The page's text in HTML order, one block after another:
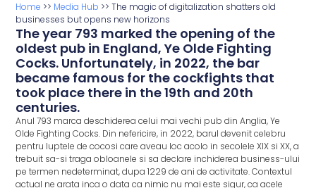
Home >> Media Hub >>The magic of digitalization shatters old
businesses but opens new horizons
The year 793 marked the opening of the
oldest pub in England, Ye Olde Fighting
Cocks. Unfortunately, in 2022, the bar
became famous for the cockfights that
took place there in the 19th and 20th
centuries.
Anul 793 marca deschiderea celui mai vechi pub din Anglia, Ye
Olde Fighting Cocks. Din nefericire, in 2022, barul devenit celebru
pentru luptele de cocosi care aveau loc acolo in secolele XIX si XX, a
trebuit sa-si traga obloanele si sa declare inchiderea business-ului
pe termen nedeterminat, dupa 1229 de ani de activitate. Contextul
actual ne arata inca o data ca nimic nu mai este sigur, ca acele